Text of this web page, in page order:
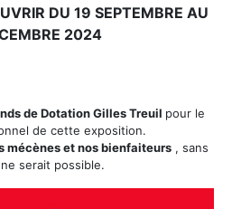
DU 19 SEPTEMBRE AU
2024
de Dotation Gilles Treuil pour le
de cette exposition.
mécènes et nos bienfaiteurs , sans
serait possible.